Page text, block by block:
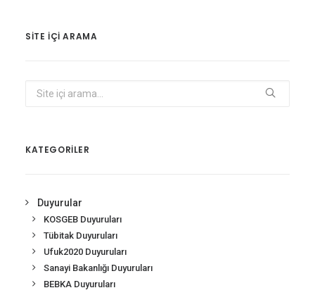
SITE IÇI ARAMA
KATEGORİLER
Duyurular
KOSGEB Duyuruları
Tübitak Duyuruları
Ufuk2020 Duyuruları
Sanayi Bakanlığı Duyuruları
BEBKA Duyuruları